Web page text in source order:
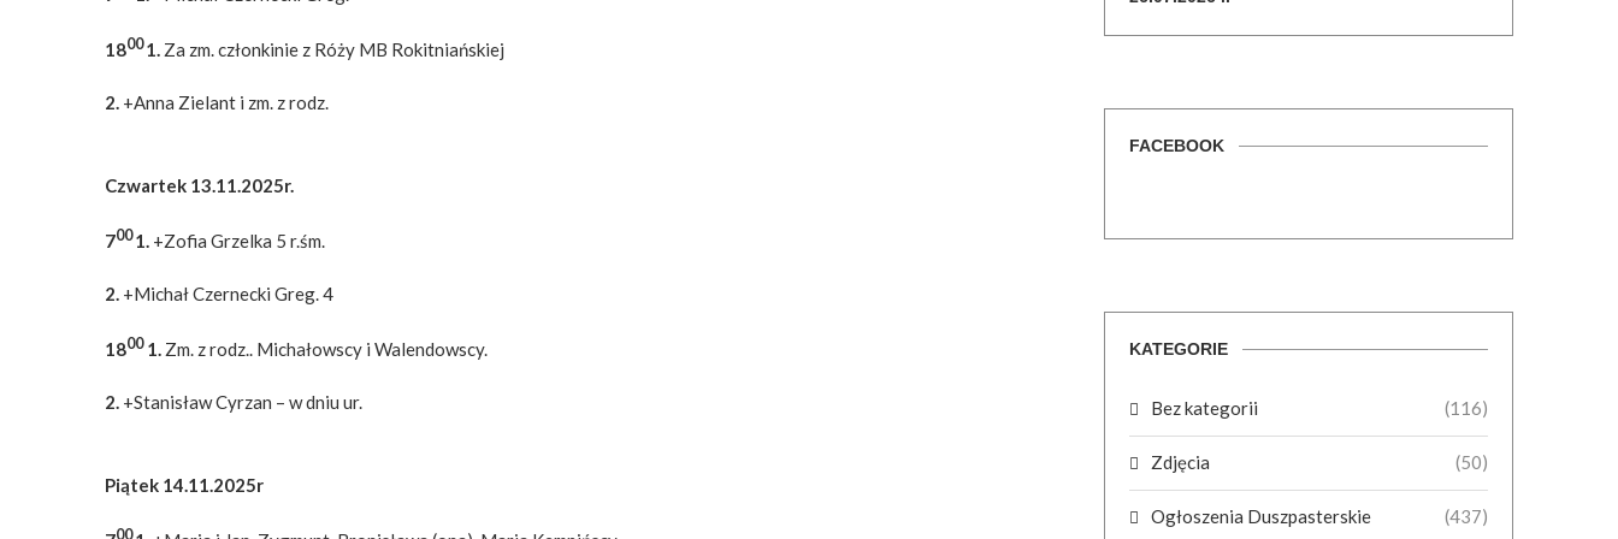
1800 1. Za zm. członkinie z Róży MB Rokitniańskiej
2. +Anna Zielant i zm. z rodz.
Czwartek 13.11.2025r.
700 1. +Zofia Grzelka 5 r.śm.
2. +Michał Czernecki Greg. 4
1800 1. Zm. z rodz.. Michałowscy i Walendowscy.
2. +Stanisław Cyrzan – w dniu ur.
Piątek 14.11.2025r
00
FACEBOOK
KATEGORIE
Bez kategorii (116)
Zdjęcia (50)
Ogłoszenia Duszpasterskie (437)